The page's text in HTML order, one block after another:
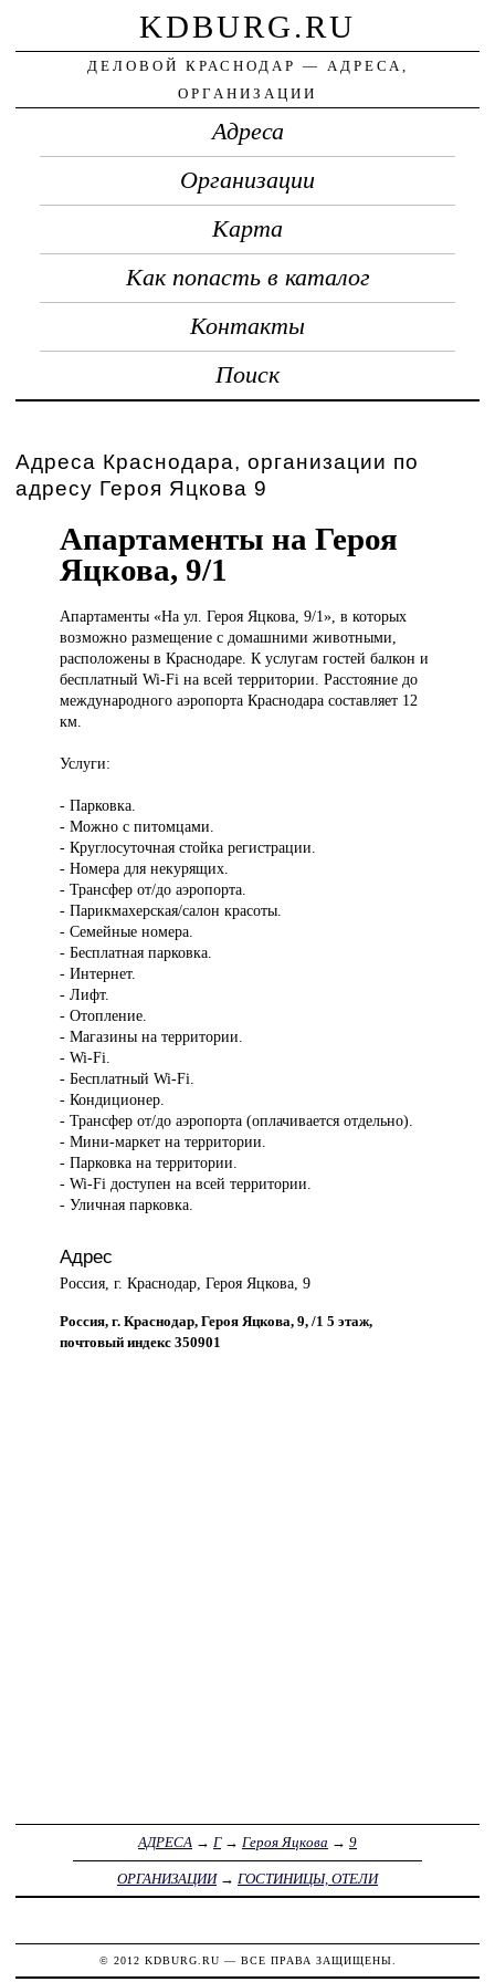
KDBURG.RU
ДЕЛОВОЙ КРАСНОДАР — АДРЕСА,
ОРГАНИЗАЦИИ
Адреса
Организации
Карта
Как попасть в каталог
Контакты
Поиск
Адреса Краснодара, организации по
адресу Героя Яцкова 9
Апартаменты на Героя
Яцкова, 9/1
Апартаменты «Наул. Героя Яцкова, 9/1», в которых
возможно размещение с домашними животными,
расположены в Краснодаре. К услугам гостей балкон и
бесплатный Wi-Fi на всей территории. Расстояние до
международного аэропорта Краснодара составляет 12
км.
Услуги:
- Парковка.
- Можно с питомцами.
- Круглосуточная стойка регистрации.
- Номера для некурящих.
- Трансфер от/до аэропорта.
- Парикмахерская/салон красоты.
- Семейные номера.
- Бесплатная парковка.
- Интернет.
- Лифт.
- Отопление.
- Магазины на территории.
- Wi-Fi.
- Бесплатный Wi-Fi.
- Кондиционер.
- Трансфер от/до аэропорта (оплачивается отдельно).
- Мини-маркет на территории.
- Парковка на территории.
- Wi-Fi доступен на всей территории.
- Уличная парковка.
Адрес
Россия, г. Краснодар, Героя Яцкова, 9
Россия, г. Краснодар, Героя Яцкова, 9, /1 5 этаж,
почтовый индекс 350901
АДРЕСА → Г→ Героя Яцкова → 9
ОРГАНИЗАЦИИ→ ГОСТИНИЦЫ, ОТЕЛИ
© 2012 KDBURG.RU — ВСЕ ПРАВА ЗАЩИЩЕНЫ.